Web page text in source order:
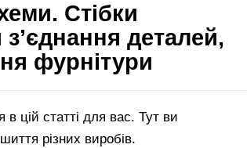
Стібки
деталей,
фурнітури
цій статті для вас. Тут ви
різних виробів.